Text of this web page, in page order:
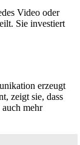
Video oder
Sie investiert
erzeugt
zeigt sie, dass
mehr